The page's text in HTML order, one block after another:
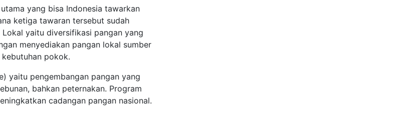
yang bisa Indonesia tawarkan
ketiga tawaran tersebut sudah
yaitu diversifikasi pangan yang
menyediakan pangan lokal sumber
pokok.
yaitu pengembangan pangan yang
bahkan peternakan. Program
cadangan pangan nasional.